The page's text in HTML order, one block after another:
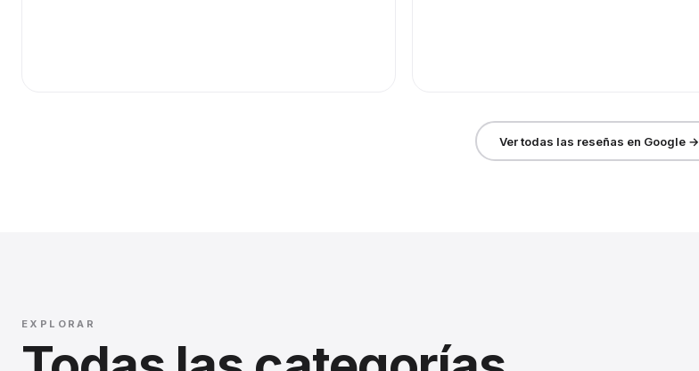
Ver todas las reseñas en Google →
EXPLORAR